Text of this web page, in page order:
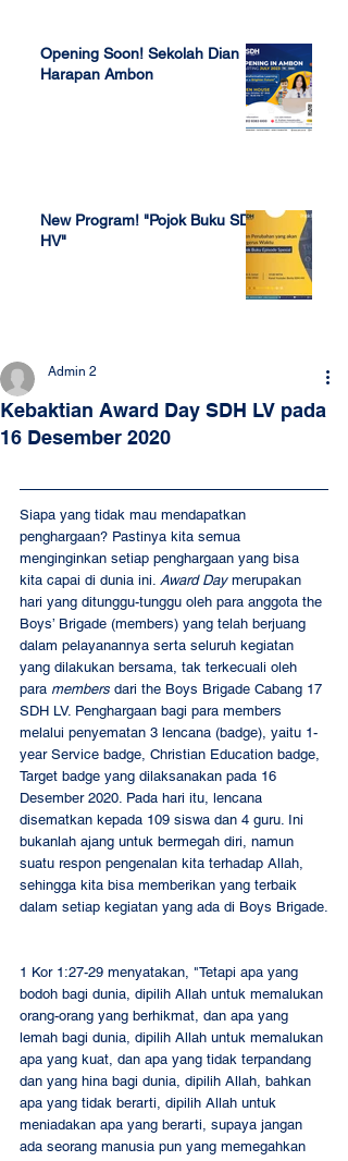
Opening Soon! Sekolah Dian
Harapan Ambon
New Program! "Pojok Buku SDH
HV"
Kebaktian Award Day SDH LV pada
16 Desember 2020
Admin 2
Siapa yang tidak mau mendapatkan
penghargaan? Pastinya kita semua
menginginkan setiap penghargaan yang bisa
kita capai di dunia ini. Award Day merupakan
hari yang ditunggu-tunggu oleh para anggota the
Boys’ Brigade (members) yang telah berjuang
dalam pelayanannya serta seluruh kegiatan
yang dilakukan bersama, tak terkecuali oleh
para members dari the Boys Brigade Cabang 17
SDH LV. Penghargaan bagi para members
melalui penyematan 3 lencana (badge), yaitu 1-
year Service badge, Christian Education badge,
Target badge yang dilaksanakan pada 16
Desember 2020. Pada hari itu, lencana
disematkan kepada 109 siswa dan 4 guru. Ini
bukanlah ajang untuk bermegah diri, namun
suatu respon pengenalan kita terhadap Allah,
sehingga kita bisa memberikan yang terbaik
dalam setiap kegiatan yang ada di Boys Brigade.
1 Kor 1:27-29 menyatakan, "Tetapi apa yang
bodoh bagi dunia, dipilih Allah untuk memalukan
orang-orang yang berhikmat, dan apa yang
lemah bagi dunia, dipilih Allah untuk memalukan
apa yang kuat, dan apa yang tidak terpandang
dan yang hina bagi dunia, dipilih Allah, bahkan
apa yang tidak berarti, dipilih Allah untuk
meniadakan apa yang berarti, supaya jangan
ada seorang manusia pun yang memegahkan